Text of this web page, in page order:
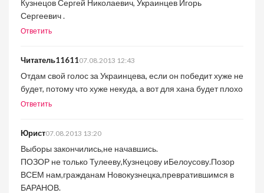
Кузнецов Сергей Николаевич, Украинцев Игорь
Сергеевич .
Ответить
Читатель1161107.08.2013 12:43
Отдам свой голос за Украинцева, если он победит хуже не
будет, потому что хуже некуда, а вот для хана будет плохо
Ответить
Юрист07.08.2013 13:20
Выборы закончились,не начавшись.
ПОЗОР не только Тулееву,Кузнецову иБелоусову.Позор
ВСЕМ нам,гражданам Новокузнецка,превратившимся в
БАРАНОВ.